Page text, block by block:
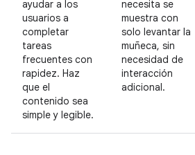
ayudar a los
usuarios a
completar
tareas
frecuentes con
rapidez. Haz
que el
contenido sea
simple y legible.
necesita se
muestra con
solo levantar la
muñeca, sin
necesidad de
interacción
adicional.